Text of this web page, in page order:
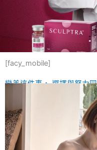
[facy_mobile]
變美這件事， 選擇與努力